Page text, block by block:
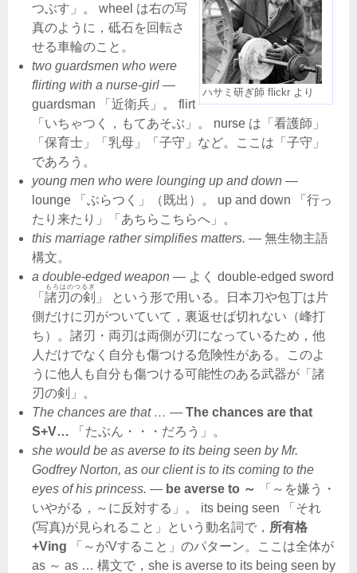
ハサミ研ぎ師 flickr より
つぶす」。 wheel は右の写
真のように，砥石を回転さ
せる車輪のこと。
two guardsmen who were
flirting with a nurse-girl ―
guardsman 「近衛兵」。 flirt
「いちゃつく，もてあそぶ」。 nurse は「看護師」
「保育士」「乳母」「子守」など。ここは「子守」
であろう。
young men who were lounging up and down ―
lounge 「ぶらつく」（既出）。 up and down 「行っ
たり来たり」「あちらこちらへ」。
this marriage rather simplifies matters. ― 無生物主語
構文。
a double-edged weapon ― よく double-edged sword
「 諸刃の剣
もろはのつるぎ
」 という形で用いる。日本刀や包丁は片
側だけに刃がついていて，裏返せば切れない（峰打
ち）。諸刃・両刃は両側が刃になっているため，他
人だけでなく自分も傷つける危険性がある。このよ
うに他人も自分も傷つける可能性のある武器が「諸
刃の剣」。
The chances are that … ― The chances are that
S+V… 「たぶん・・・だろう」。
she would be as averse to its being seen by Mr.
Godfrey Norton, as our client is to its coming to the
eyes of his princess. ― be averse to ～
「～を嫌う・
いやがる，～に反対する」。 its being seen 「それ
(写真)が見られること」という動名詞で， 所有格
+Ving 「～がVすること」のパターン。ここは全体が
as ～ as … 構文で，she is averse to its being seen by